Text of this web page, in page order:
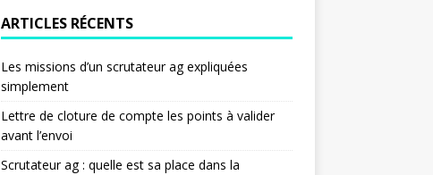
ARTICLES RÉCENTS
Les missions d’un scrutateur ag expliquées
simplement
Lettre de cloture de compte les points à valider
avant l’envoi
Scrutateur ag : quelle est sa place dans la